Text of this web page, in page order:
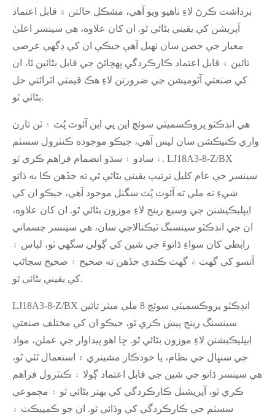
برداشت ڪرڻ لاءِ ٺاهيو ويو آهي، مشڪل حالتن ۾ قابل اعتماد
آپريشن کي يقيني بڻائي ٿو. ان کان علاوه، هي سينسر اعليٰ
معيار جي حصن سان ٺهيل آهي جيڪي ان کي ڊگهي عرصي
تائين ۽ قابل اعتماد ڪارڪردگي پهچائڻ جي قابل بڻائين ٿا، ان
کي صنعتي آٽوميشن جي ضرورتن لاءِ هڪ قيمتي اثرائتي حل
بڻائي ٿو.
هي انڊڪٽو پروڪسميٽي سوئچ اين پي اين آئوٽ پُٽ ۽ ٽن تارن
واري ڪنيڪشن سان ليس آهي، جيڪو موجوده ڪنٽرول سسٽم
۾ سادو ۽ سڌو انضمام فراهم ڪري ٿو. LJ18A3-8-Z/BX
سينسر جي عام کليل ترتيب يقيني بڻائي ٿي ته جڏهن ڪا به ڌاتو
شيءِ نه ملي ته آئوٽ پُٽ سگنل موجود آهي، جيڪو ان کي
ايپليڪيشنن جي وسيع رينج لاءِ موزون بڻائي ٿو. ان کان علاوه،
ان جي انڊڪٽو سينسنگ ٽيڪنالاجي سان، هي سينسر جسماني
رابطي کان سواءِ ڌاتوءَ جي شين کي ڳولي سگهي ٿو، لباس ۽
آنسو کي گهٽ ۾ گهٽ ڪندي جڏهن ته صحيح ۽ صحيح سڃاڻپ
کي يقيني بڻائي ٿو.
LJ18A3-8-Z/BX انڊڪٽو پروڪسميٽي سوئچ 8 ملي ميٽر تائين
سينسنگ رينج پيش ڪري ٿو، جيڪو ان کي مختلف صنعتي
ايپليڪيشنن لاءِ موزون بڻائي ٿو. ڇا اهو پيداوار جي عملن، مواد
جي سنڀال جي نظام، يا خودڪار مشينري ۾ استعمال ٿئي ٿو،
هي سينسر ڌاتو جي شين جي قابل اعتماد ڳولا ۽ ڪنٽرول فراهم
ڪري ٿو، آپريشنل ڪارڪردگي کي بهتر بڻائي ٿو ۽ مجموعي
سسٽم جي ڪارڪردگي کي وڌائي ٿو. ان جو ڪمپيڪٽ ۽